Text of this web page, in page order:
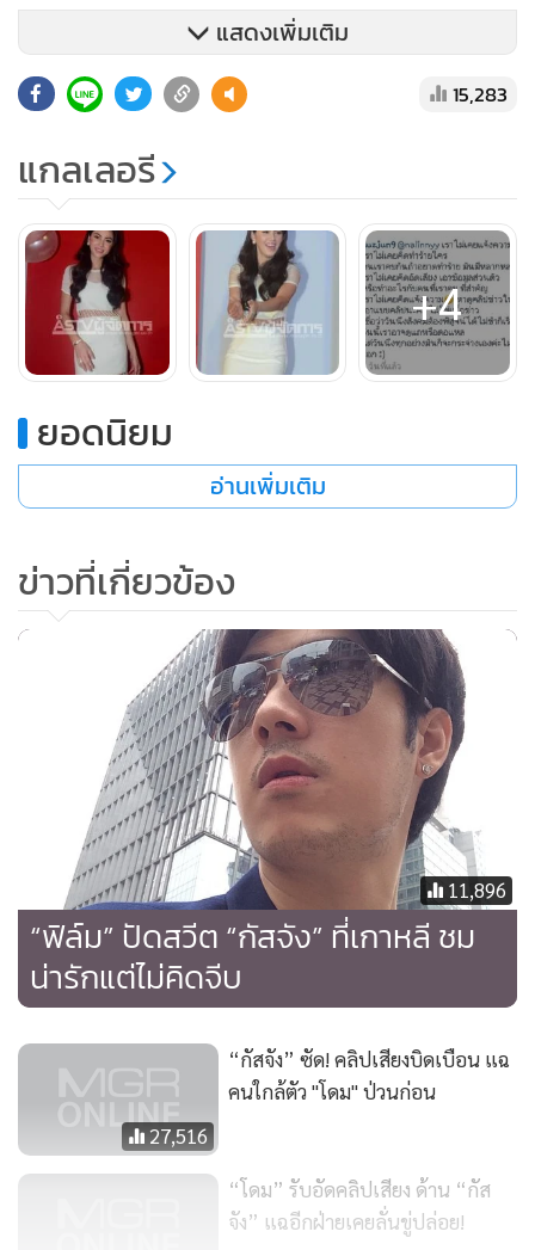
“ละครเรื่องใหม่เป็นละครผีค่ะ เขาก็จะต้องประณีตเรื่องของใช้
เอฟเฟกต์แต่งหน้าผีให้ใหม่ ก็
จะต้นปีน่าจะได้เห็น อยากให้ทุกคนได้ดูเรื่องนางชฎานะคะ
ความหลอนเต็มพิกัดแน่นอนไม่ต้องกลัว (ยิ้ม)ตอนนี้คิวก็ไปทาง
ถ่ายละคร อีเวนต์ โฆษณาเรื่อยๆ ค่ะ ล่าสุดก็ไปถ่ายแบบที่
เยอรมนี กับพี่เวียร์ ทำงานกับพี่ใหญ่ อมาตย์ ซึ่งทำงานกับเขามา
เยอะ เขาเป็นคนแรกๆ ที่ได้ทำงานร่วมกัน เราก็นับถือและเคารพ
พี่ใหญ่มากๆ นิตยสารเพื่อนเดินทาง ลองไปหาดูกันค่ะ ภาพ
“ส่วนละครก็มีนางชฎาเรื่องเดียว แล้วก็มีการพูดคุย ดูเรื่องของ
รายละเอียดค่ะ ถ้ามีอะไรเดี๋ยวมาอัปเดตกันค่ะ ตอนนี้คิวละครก็
ปาไปครึ่งอาทิตย์แล้ว อีกครึ่งอาทิตย์ก็ต้องทำงานอย่างนี้ ไหนจะ
ธุรกิจส่วนตัวอีก แค่นี้ก็จะไม่ได้นอนแล้ว (หัวเราะ)”
แสดงเพิ่มเติม
15,283
แกลเลอรี
+4
ยอดนิยม
อ่านเพิ่มเติม
ข่าวที่เกี่ยวข้อง
11,896
“ฟิล์ม” ปัดสวีต “กัสจัง” ที่เกาหลี ชม
น่ารักแต่ไม่คิดจีบ
27,516
“กัสจัง” ซัด! คลิปเสียงบิดเบือน แฉ
คนใกล้ตัว "โดม" ป่วนก่อน
“โดม” รับอัดคลิปเสียง ด้าน “กัส
จัง” แฉอีกฝ่ายเคยลั่นขู่ปล่อย!